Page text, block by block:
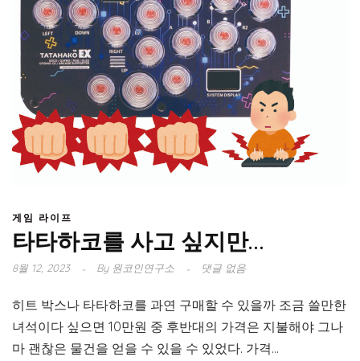
게임 라이프
타타하코를 사고 싶지만…
8월 12, 2023 By원코인연구소 댓글 없음
히트 박스나 타타하코를 과연 구매할 수 있을까 조금 쓸만한
녀석이다 싶으면 10만원 중 후반대의 가격은 지불해야 그나
마 괜찮은 물건을 얻을 수 있을 수 있었다. 가격...